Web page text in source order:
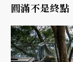
圓滿不是終點